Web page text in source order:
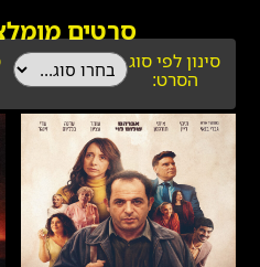
סרטים
סינון לפי סוג
הסרט: